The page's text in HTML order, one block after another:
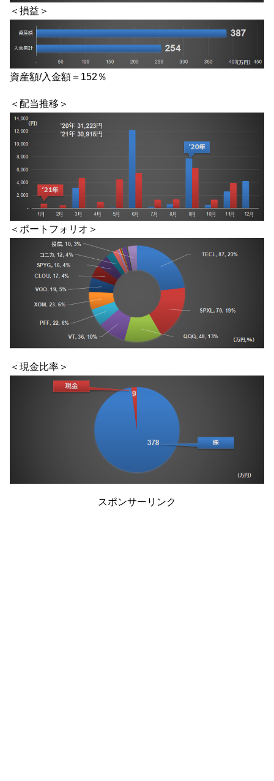
＜損益＞
資産額/入金額＝152％
＜配当推移＞
＜ポートフォリオ＞
＜現金比率＞
スポンサーリンク